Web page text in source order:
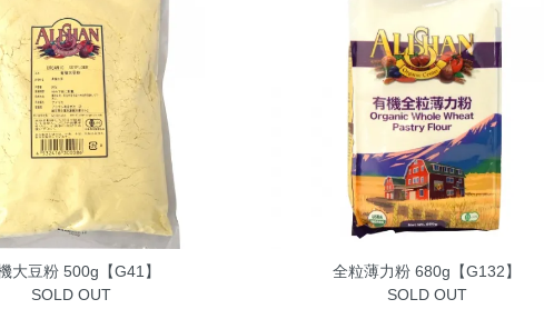
大豆粉 500g【G41】
SOLD OUT
全粒薄力粉 680g【G132】
SOLD OUT